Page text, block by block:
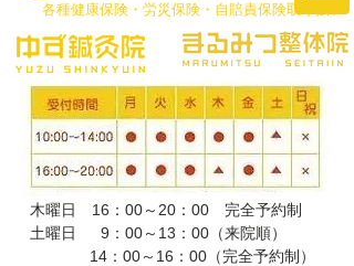
​各種健康保険・労災保険・自賠責保険取り扱い
木曜日 16：00～20：00 完全予約制
土曜日 9：00～13：00（来院順）
​ 14：00～16：00（完全予約制）